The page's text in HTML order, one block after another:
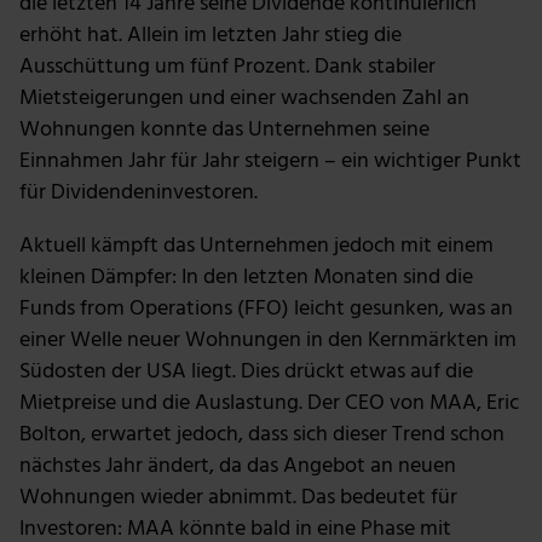
erhöht hat. Allein im letzten Jahr stieg die
Ausschüttung um fünf Prozent. Dank stabiler
Mietsteigerungen und einer wachsenden Zahl an
Wohnungen konnte das Unternehmen seine
Einnahmen Jahr für Jahr steigern – ein wichtiger Punkt
für Dividendeninvestoren.
Aktuell kämpft das Unternehmen jedoch mit einem
kleinen Dämpfer: In den letzten Monaten sind die
Funds from Operations (FFO) leicht gesunken, was an
einer Welle neuer Wohnungen in den Kernmärkten im
Südosten der USA liegt. Dies drückt etwas auf die
Mietpreise und die Auslastung. Der CEO von MAA, Eric
Bolton, erwartet jedoch, dass sich dieser Trend schon
nächstes Jahr ändert, da das Angebot an neuen
Wohnungen wieder abnimmt. Das bedeutet für
Investoren: MAA könnte bald in eine Phase mit